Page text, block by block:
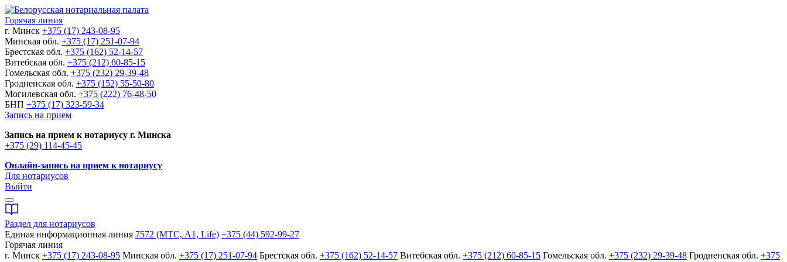
Горячая линия
г. Минск +375 (17) 243-08-95
Минская обл. +375 (17) 251-07-94
Брестская обл. +375 (162) 52-14-57
Витебская обл. +375 (212) 60-85-15
Гомельская обл. +375 (232) 29-39-48
Гродненская обл. +375 (152) 55-50-80
Могилевская обл. +375 (222) 76-48-50
БНП +375 (17) 323-59-34
Запись на прием
Запись на прием к нотариусу г. Минска
+375 (29) 114-45-45
Онлайн-запись на прием к нотариусу
Для нотариусов
Выйти
Раздел для нотариусов
Единая информационная линия 7572 (МТС, A1, Life) +375 (44) 592-99-27
Горячая линия
г. Минск +375 (17) 243-08-95 Минская обл. +375 (17) 251-07-94 Брестская обл. +375 (162) 52-14-57 Витебская обл. +375 (212) 60-85-15 Гомельская обл. +375 (232) 29-39-48 Гродненская обл. +375